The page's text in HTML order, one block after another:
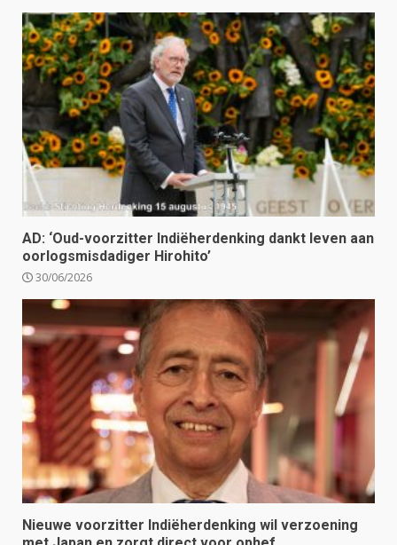
AD: ‘Oud-voorzitter Indiëherdenking dankt leven aan
oorlogsmisdadiger Hirohito’
30/06/2026
Nieuwe voorzitter Indiëherdenking wil verzoening